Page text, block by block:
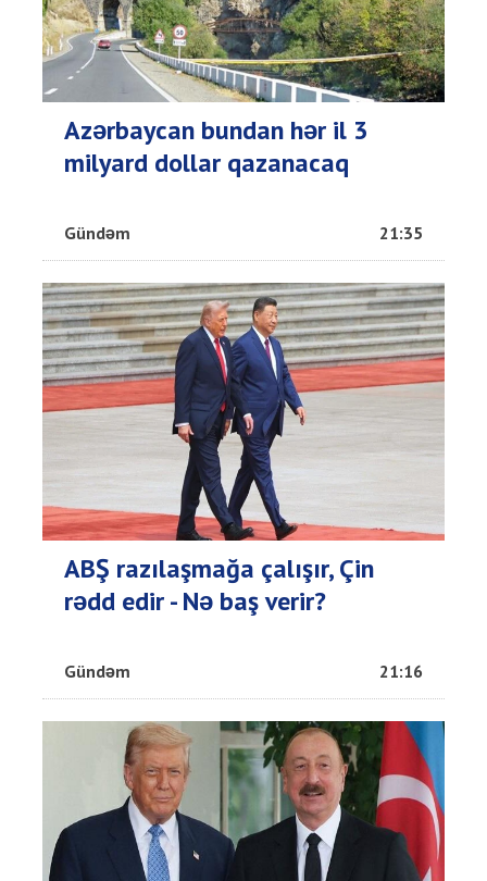
Azərbaycan bundan hər il 3
milyard dollar qazanacaq
Gündəm 21:35
ABŞ razılaşmağa çalışır, Çin
rədd edir - Nə baş verir?
Gündəm 21:16